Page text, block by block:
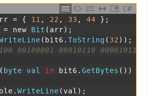
C#
= { 11 , 22 , 33 , 44 } ;
= new Bit ( arr) ;
( bit6 . ToString ( 32 ) ) ;
00100001 00010110 00001011
( byte val in bit6 . GetBytes ( ) )
. WriteLine (val ) ;